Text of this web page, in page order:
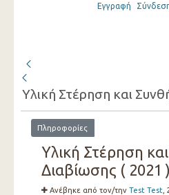
Εγγραφή
Πληροφορίες
Υλική Στέρηση
Διαβίωσης ( 2021
Ανέβηκε από τον/την Test Test